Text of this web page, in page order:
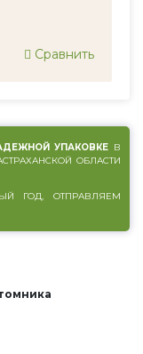
Сравнить
УПАКОВКЕ В
ОБЛАСТИ
ГОД, ОТПРАВЛЯЕМ